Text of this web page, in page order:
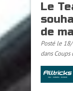
Le
de
Posté le
dansCoups